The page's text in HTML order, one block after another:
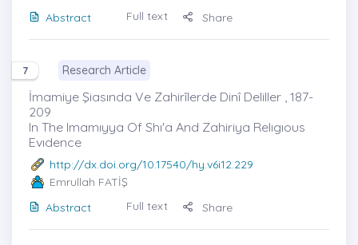
Abstract
Full text Share
7 Research Article
İmamiye Şiasında Ve Zahirîlerde Dinî Deliller , 187-
209
In The Imamıyya Of Shı'a And Zahiriya Relıgıous
Evıdence
http://dx.doi.org/10.17540/hy.v6i12.229
Emrullah FATİŞ
Abstract
Full text Share